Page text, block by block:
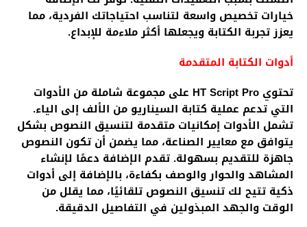
خيارات تخصيص واسعة لتناسب احتياجاتك الفردية، مما
يعزز تجربة الكتابة ويجعلها أكثر ملاءمة للإبداع.
أدوات الكتابة المتقدمة
تحتوي HT Script Pro على مجموعة شاملة من الأدوات
التي تدعم عملية كتابة السيناريو من الألف إلى الياء.
تشمل الأدوات إمكانيات متقدمة لتنسيق النصوص بشكل
يتوافق مع معايير الصناعة، مما يضمن أن تكون النصوص
جاهزة للتقديم بسهولة. تقدم الإضافة دعمًا لإنشاء
المشاهد والحوار والوصف بكفاءة، بالإضافة إلى أدوات
ذكية تتيح لك تنسيق النصوص تلقائيًا، مما يقلل من
الوقت والجهد المبذولين في التفاصيل الدقيقة.